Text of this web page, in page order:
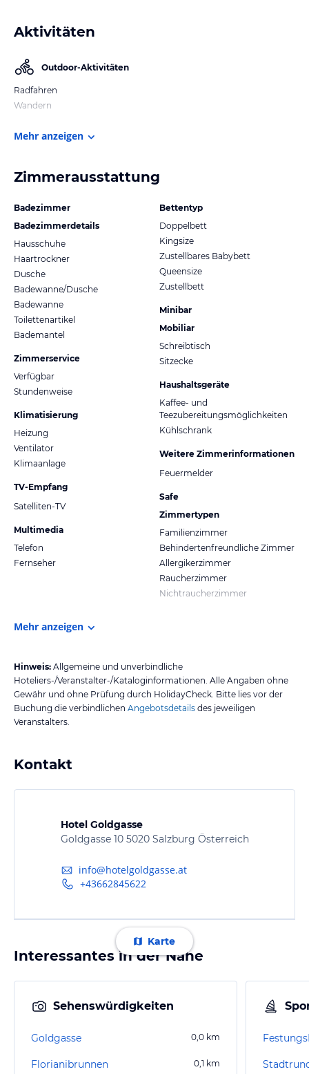
Aktivitäten
Outdoor-Aktivitäten
Radfahren
Wandern
Mehr anzeigen
Zimmerausstattung
Badezimmer
Badezimmerdetails
Hausschuhe
Haartrockner
Dusche
Badewanne/Dusche
Badewanne
Toilettenartikel
Bademantel
Zimmerservice
Verfügbar
Stundenweise
Klimatisierung
Heizung
Ventilator
Klimaanlage
TV-Empfang
Satelliten-TV
Multimedia
Telefon
Fernseher
Bettentyp
Doppelbett
Kingsize
Zustellbares Babybett
Queensize
Zustellbett
Minibar
Mobiliar
Schreibtisch
Sitzecke
Haushaltsgeräte
Kaffee- und
Teezubereitungsmöglichkeiten
Kühlschrank
Weitere Zimmerinformationen
Feuermelder
Safe
Zimmertypen
Familienzimmer
Behindertenfreundliche Zimmer
Allergikerzimmer
Raucherzimmer
Nichtraucherzimmer
Mehr anzeigen
Hinweis: Allgemeine und unverbindliche
Hoteliers-/Veranstalter-/Kataloginformationen. Alle Angaben ohne
Gewähr und ohne Prüfung durch HolidayCheck. Bitte lies vor der
Buchung die verbindlichen Angebotsdetails des jeweiligen
Veranstalters.
Kontakt
Hotel Goldgasse
Goldgasse 10 5020 Salzburg Österreich
info@hotelgoldgasse.at
+43662845622
Karte
Interessantes in der Nähe
Sehenswürdigkeiten
Goldgasse 0,0 km
Florianibrunnen 0,1 km